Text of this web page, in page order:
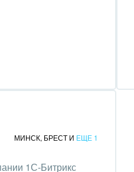
Авиация,
МИНСК, БРЕСТ И ЕЩЕ 1
1С-Битрикс